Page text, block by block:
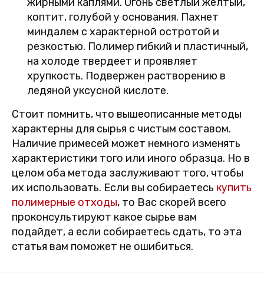
коптит, голубой у основания. Пахнет
миндалем с характерной остротой и
резкостью. Полимер гибкий и пластичный,
на холоде твердеет и проявляет
хрупкость. Подвержен растворению в
ледяной уксусной кислоте.
Стоит помнить, что вышеописанные методы
характерны для сырья с чистым составом.
Наличие примесей может немного изменять
характеристики того или иного образца. Но в
целом оба метода заслуживают того, чтобы
их использовать. Если вы собираетесь купить
полимерные отходы, то Вас скорей всего
проконсультируют какое сырье вам
подайдет, а если собираетесь сдать, то эта
статья вам поможет не ошибиться.